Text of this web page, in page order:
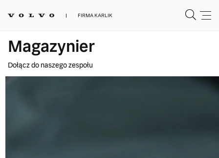
FIRMA KARLIK
Magazynier
Dołącz do naszego zespołu